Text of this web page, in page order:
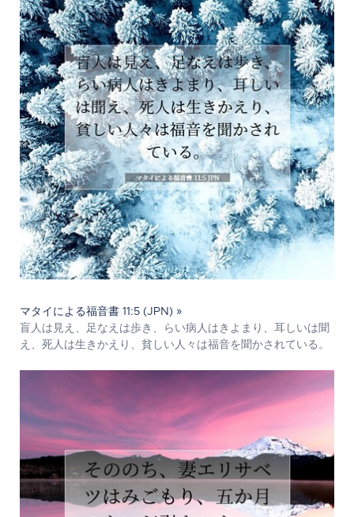
マタイによる福音書 11:5 (JPN) »
盲人は見え、足なえは歩き、らい病人はきよまり、耳しいは聞
え、死人は生きかえり、貧しい人々は福音を聞かされている。